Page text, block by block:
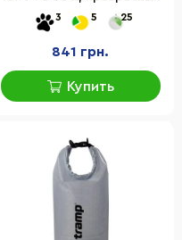
3 5 25
841 грн.
Купить